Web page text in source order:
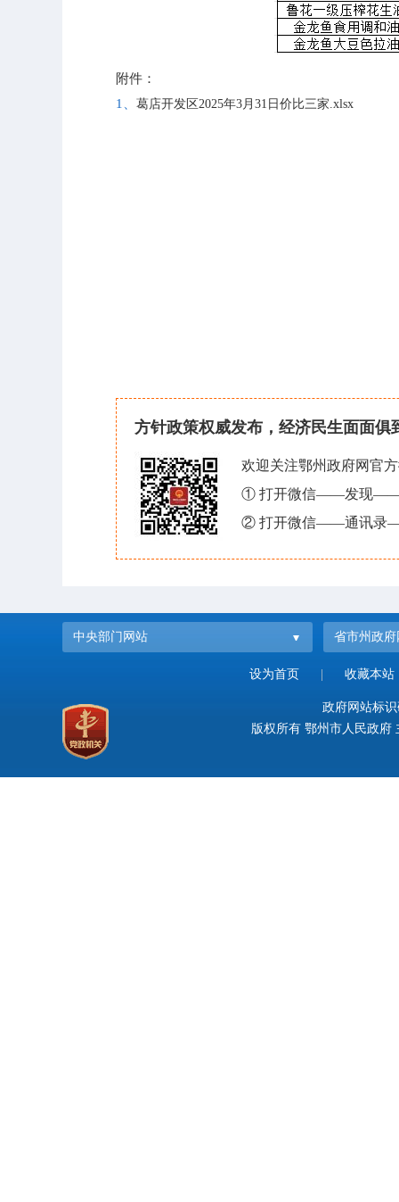
附件：
1、 葛店开发区2025年3月31日价比三家.xlsx
方针政策权威发布，经济民生面面俱
欢迎关注鄂州政府网官
① 打开微信——发现——
② 打开微信——通讯录
中央部门网站 省市州政府
设为首页 收藏本站
政府网站标
版权所有 鄂州市人民政府